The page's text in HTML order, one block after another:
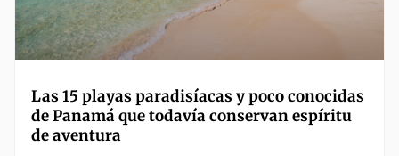
Las 15 playas paradisíacas y poco conocidas
de Panamá que todavía conservan espíritu
de aventura